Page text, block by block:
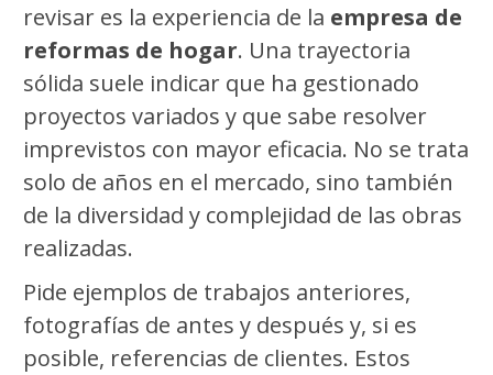
revisar es la experiencia de la empresa de
reformas de hogar. Una trayectoria
sólida suele indicar que ha gestionado
proyectos variados y que sabe resolver
imprevistos con mayor eficacia. No se trata
solo de años en el mercado, sino también
de la diversidad y complejidad de las obras
realizadas.
Pide ejemplos de trabajos anteriores,
fotografías de antes y después y, si es
posible, referencias de clientes. Estos